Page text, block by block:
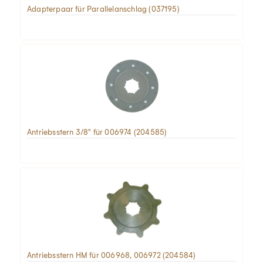
Adapterpaar für Parallelanschlag (037195)
Antriebsstern 3/8" für 006974 (204585)
Antriebsstern HM für 006968, 006972 (204584)